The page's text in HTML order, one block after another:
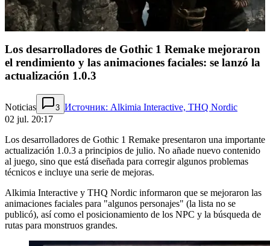
Los desarrolladores de Gothic 1 Remake mejoraron
el rendimiento y las animaciones faciales: se lanzó la
actualización 1.0.3
Noticias 3 Источник: Alkimia Interactive, THQ Nordic
02 jul. 20:17
Los desarrolladores de Gothic 1 Remake presentaron una importante
actualización 1.0.3 a principios de julio. No añade nuevo contenido
al juego, sino que está diseñada para corregir algunos problemas
técnicos e incluye una serie de mejoras.
Alkimia Interactive y THQ Nordic informaron que se mejoraron las
animaciones faciales para "algunos personajes" (la lista no se
publicó), así como el posicionamiento de los NPC y la búsqueda de
rutas para monstruos grandes.